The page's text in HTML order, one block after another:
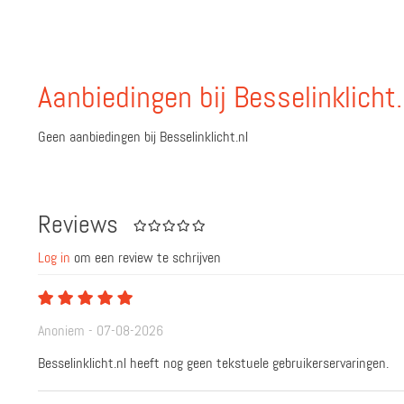
Aanbiedingen bij
Geen aanbiedingen bij Besselinklicht.nl
Reviews
Log in om een review te schrijven
Anoniem - 07-08-2026
Besselinklicht.nl heeft nog geen tekstuele gebruikerservaringen.